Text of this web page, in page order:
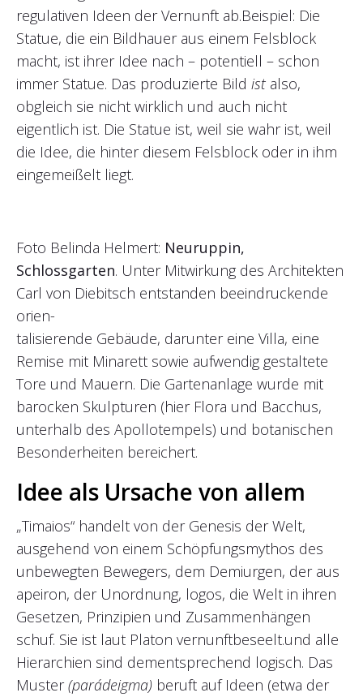
regulativen Ideen der Vernunft ab.Beispiel: Die
Statue, die ein Bildhauer aus einem Felsblock
macht, ist ihrer Idee nach – potentiell – schon
immer Statue. Das produzierte Bild ist also,
obgleich sie nicht wirklich und auch nicht
eigentlich ist. Die Statue ist, weil sie wahr ist, weil
die Idee, die hinter diesem Felsblock oder in ihm
eingemeißelt liegt.
Foto Belinda Helmert: Neuruppin,
Schlossgarten. Unter Mitwirkung des Architekten
Carl von Diebitsch entstanden beeindruckende
orien-
talisierende Gebäude, darunter eine Villa, eine
Remise mit Minarett sowie aufwendig gestaltete
Tore und Mauern. Die Gartenanlage wurde mit
barocken Skulpturen (hier Flora und Bacchus,
unterhalb des Apollotempels) und botanischen
Besonderheiten bereichert.
Idee als Ursache von allem
„Timaios“ handelt von der Genesis der Welt,
ausgehend von einem Schöpfungsmythos des
unbewegten Bewegers, dem Demiurgen, der aus
apeiron, der Unordnung, logos, die Welt in ihren
Gesetzen, Prinzipien und Zusammenhängen
schuf. Sie ist laut Platon vernunftbeseelt.und alle
Hierarchien sind dementsprechend logisch. Das
Muster(parádeigma) beruft auf Ideen (etwa der